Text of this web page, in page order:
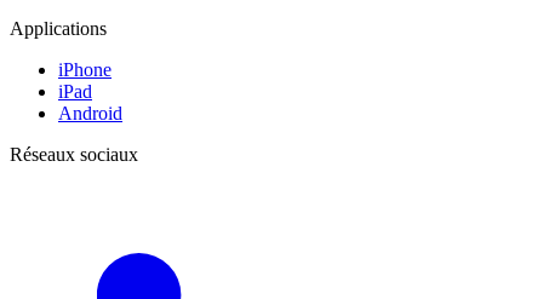
Applications
iPhone
iPad
Android
Réseaux sociaux